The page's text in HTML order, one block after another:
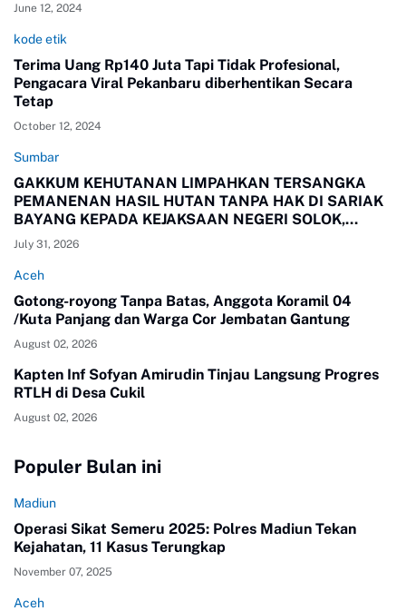
June 12, 2024
kode etik
Terima Uang Rp140 Juta Tapi Tidak Profesional,
Pengacara Viral Pekanbaru diberhentikan Secara
Tetap
October 12, 2024
Sumbar
GAKKUM KEHUTANAN LIMPAHKAN TERSANGKA
PEMANENAN HASIL HUTAN TANPA HAK DI SARIAK
BAYANG KEPADA KEJAKSAAN NEGERI SOLOK,
SUMBAR
July 31, 2026
Aceh
Gotong-royong Tanpa Batas, Anggota Koramil 04
/Kuta Panjang dan Warga Cor Jembatan Gantung
August 02, 2026
Kapten Inf Sofyan Amirudin Tinjau Langsung Progres
RTLH di Desa Cukil
August 02, 2026
Populer Bulan ini
Madiun
Operasi Sikat Semeru 2025: Polres Madiun Tekan
Kejahatan, 11 Kasus Terungkap
November 07, 2025
Aceh